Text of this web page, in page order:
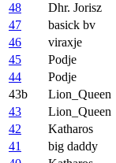
48
Dhr. Jorisz
47
basick bv
46
viraxje
45
Podje
44
Podje
43b
Lion_Queen
43
Lion_Queen
42
Katharos
41
big daddy